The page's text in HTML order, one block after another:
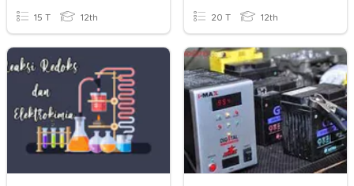
15 T 12th 20 T 12th